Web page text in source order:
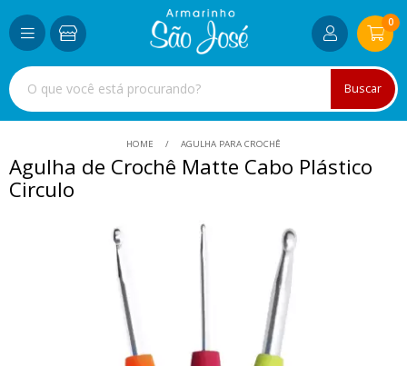
Buscar
0
HOME AGULHA PARA CROCHÊ
Agulha de Crochê Matte Cabo Plástico
Circulo